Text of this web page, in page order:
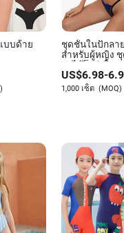
ที่ทั้งคำชมและคำ
วามผิดหวังกับบางแง่
ลากหลายมากขึ้นทั้งใน
ภัณฑ์ที่แสดง อย่างไร
โดยผู้ชมส่วนใหญ่
สิ้นสุดลง โลก
Secret อีกครั้งใน
ชั้นใน แต่อนาคตของ
รเปลี่ยนแปลงทาง
ด
กลุ่ม ความยั่งยืน และ
บบด้าย
ชุดชั้นในปักลา
สำหรับผู้หญิง
ลูกไม้โปร่งใส
กางเกงในแบบ
US$6.98-
1,000 เซ็ต (MOQ)